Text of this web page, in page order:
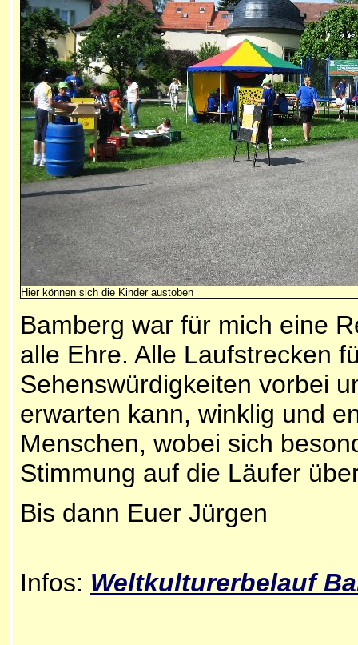
Hier können sich die Kinder austoben
Bamberg war für mich eine
alle Ehre. Alle Laufstrecken
Sehenswürdigkeiten vorbei
erwarten kann, winklig und
Menschen, wobei sich
Stimmung auf die Läufer
Bis dann Euer Jürgen
Infos: Weltkulturerbelauf